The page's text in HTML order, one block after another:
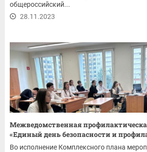
общероссийский...
28.11.2023
Межведомственная
«Единый день безопасности и
Во исполнение Комплексного плана